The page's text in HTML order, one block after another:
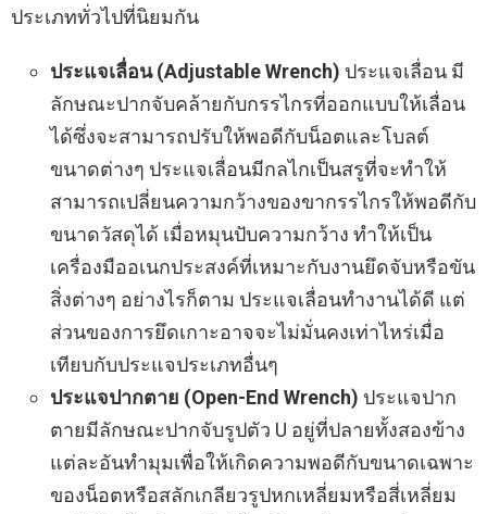
ประเภททั่วไปที่นิยมกัน
ประแจเลื่อน (Adjustable Wrench) ประแจเลื่อน มี
ลักษณะปากจับคล้ายกับกรรไกรที่ออกแบบให้เลื่อน
ได้ซึ่งจะสามารถปรับให้พอดีกับน็อตและโบลต์
ขนาดต่างๆ ประแจเลื่อนมีกลไกเป็นสรูที่จะทำให้
สามารถเปลี่ยนความกว้างของขากรรไกรให้พอดีกับ
ขนาดวัสดุได้ เมื่อหมุนปับความกว้าง ทำให้เป็น
เครื่องมืออเนกประสงค์ที่เหมาะกับงานยึดจับหรือขัน
สิ่งต่างๆ อย่างไรก็ตาม ประแจเลื่อนทำงานได้ดี แต่
ส่วนของการยึดเกาะอาจจะไม่มั่นคงเท่าไหร่เมื่อ
เทียบกับประแจประเภทอื่นๆ
ประแจปากตาย (Open-End Wrench) ประแจปาก
ตายมีลักษณะปากจับรูปตัว U อยู่ที่ปลายทั้งสองข้าง
แต่ละอันทำมุมเพื่อให้เกิดความพอดีกับขนาดเฉพาะ
ของน็อตหรือสลักเกลียวรูปหกเหลี่ยมหรือสี่เหลี่ยม